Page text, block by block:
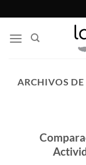
al
contenido
ARCHIVOS